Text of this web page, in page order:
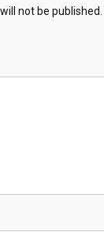
not be published.